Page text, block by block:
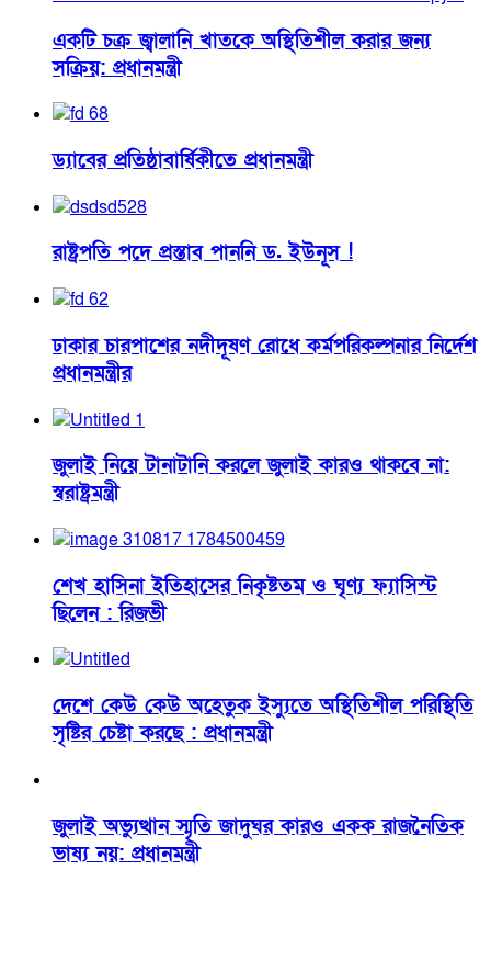
একটি চক্র জ্বালানি খাতকে অস্থিতিশীল করার জন্য
সক্রিয়: প্রধানমন্ত্রী
ড্যাবের প্রতিষ্ঠাবার্ষিকীতে প্রধানমন্ত্রী
রাষ্ট্রপতি পদে প্রস্তাব পাননি ড. ইউনূস !
ঢাকার চারপাশের নদীদূষণ রোধে কর্মপরিকল্পনার নির্দেশ
প্রধানমন্ত্রীর
জুলাই নিয়ে টানাটানি করলে জুলাই কারও থাকবে না:
স্বরাষ্ট্রমন্ত্রী
শেখ হাসিনা ইতিহাসের নিকৃষ্টতম ও ঘৃণ্য ফ্যাসিস্ট
ছিলেন : রিজভী
দেশে কেউ কেউ অহেতুক ইস্যুতে অস্থিতিশীল পরিস্থিতি
সৃষ্টির চেষ্টা করছে : প্রধানমন্ত্রী
জুলাই অভ্যুত্থান স্মৃতি জাদুঘর কারও একক রাজনৈতিক
ভাষ্য নয়: প্রধানমন্ত্রী